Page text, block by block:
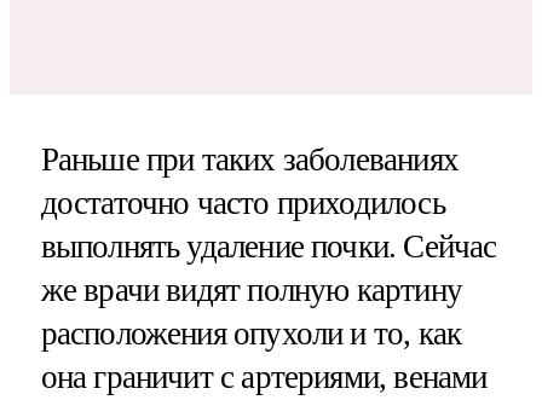
Раньше при таких заболеваниях
достаточно часто приходилось
выполнять удаление почки. Сейчас
же врачи видят полную картину
расположения опухоли и то, как
она граничит с артериями, венами